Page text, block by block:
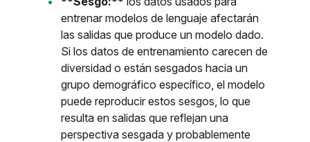
entrenar modelos de lenguaje afectarán
las salidas que produce un modelo dado.
Si los datos de entrenamiento carecen de
diversidad o están sesgados hacia un
grupo demográfico específico, el modelo
puede reproducir estos sesgos, lo que
resulta en salidas que reflejan una
perspectiva sesgada y probablemente